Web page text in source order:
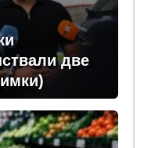
две